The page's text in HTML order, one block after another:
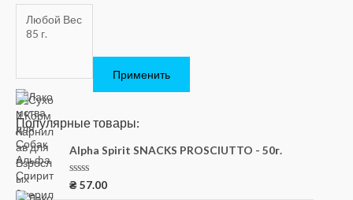
Применить
Популярные товары:
Alpha Spirit SNACKS PROSCIUTTO - 50г.
О
₴ 57.00